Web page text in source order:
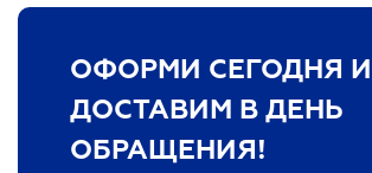
ОФОРМИ СЕГОДНЯ И
ДОСТАВИМ В ДЕНЬ
ОБРАЩЕНИЯ!